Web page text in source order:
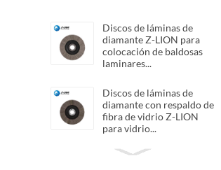
Discos de láminas de
diamante Z-LION para
colocación de baldosas
laminares...
Discos de láminas de
diamante con respaldo de
fibra de vidrio Z-LION
para vidrio...
Sábanas de tela flexibles